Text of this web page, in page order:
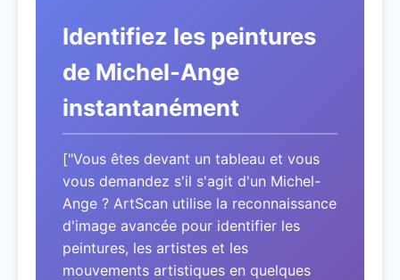
Identifiez les peintures
de Michel-Ange
instantanément
["Vous êtes devant un tableau et vous
vous demandez s'il s'agit d'un Michel-
Ange ? ArtScan utilise la reconnaissance
d'image avancée pour identifier les
peintures, les artistes et les
mouvements artistiques en quelques